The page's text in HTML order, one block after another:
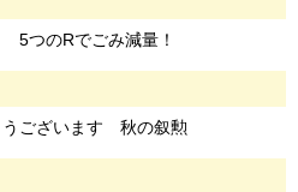
5つのRでごみ減量！
うございます 秋の叙勲